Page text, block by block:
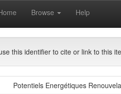
Browse Help
of Biskra Repository Mémoires de
this identifier to cite or link to this
Potentiels Energétiques